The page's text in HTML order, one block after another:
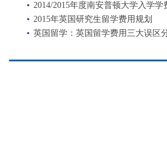
2014/2015年度南安普顿大学入学学
2015年英国研究生留学费用规划
英国留学：英国留学费用三大误区